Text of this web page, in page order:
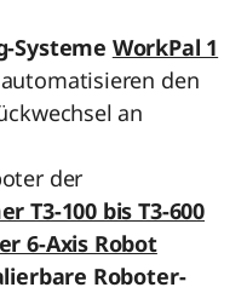
Systeme WorkPal 1
den
an
der
T3-100 bis T3-600
6-Axis Robot
Roboter-